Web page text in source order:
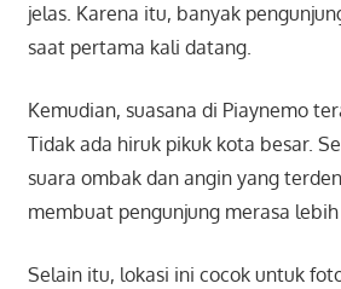
jelas. Karena itu, banyak
saat pertama kali datang.
Kemudian, suasana di Piaynemo
Tidak ada hiruk pikuk kota besar.
suara ombak dan angin yang
membuat pengunjung merasa
Selain itu, lokasi ini cocok untuk